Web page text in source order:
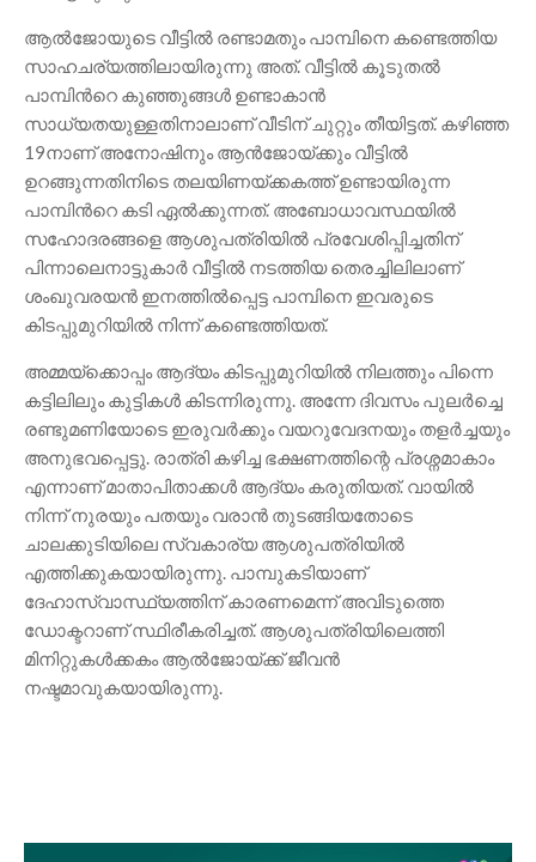
ആൽജോയുടെ വീട്ടിൽ രണ്ടാമതും പാമ്പിനെ കണ്ടെത്തിയ
സാഹചര്യത്തിലായിരുന്നു അത്. വീട്ടിൽ കൂടുതൽ
പാമ്പിന്‍റെ കുഞ്ഞുങ്ങൾ ഉണ്ടാകാൻ
സാധ്യതയുള്ളതിനാലാണ് വീടിന് ചുറ്റും തീയിട്ടത്. കഴിഞ്ഞ
19നാണ് അനോഷിനും ആൻജോയ്ക്കും വീട്ടിൽ
ഉറങ്ങുന്നതിനിടെ തലയിണയ്ക്കകത്ത് ഉണ്ടായിരുന്ന
പാമ്പിന്‍റെ കടി ഏൽക്കുന്നത്. അബോധാവസ്ഥയിൽ
സഹോദരങ്ങളെ ആശുപത്രിയിൽ പ്രവേശിപ്പിച്ചതിന്
പിന്നാലെനാട്ടുകാർ വീട്ടിൽ നടത്തിയ തെരച്ചിലിലാണ്
ശംഖുവരയൻ ഇനത്തിൽപ്പെട്ട പാമ്പിനെ ഇവരുടെ
കിടപ്പുമുറിയിൽ നിന്ന് കണ്ടെത്തിയത്.
അമ്മയ്ക്കൊപ്പം ആദ്യം കിടപ്പുമുറിയിൽ നിലത്തും പിന്നെ
കട്ടിലിലും കുട്ടികൾ കിടന്നിരുന്നു. അന്നേ ദിവസം പുലർച്ചെ
രണ്ടുമണിയോടെ ഇരുവർക്കും വയറുവേദനയും തളർച്ചയും
അനുഭവപ്പെട്ടു. രാത്രി കഴിച്ച ഭക്ഷണത്തിന്റെ പ്രശ്നമാകാം
എന്നാണ് മാതാപിതാക്കൾ ആദ്യം കരുതിയത്. വായിൽ
നിന്ന് നുരയും പതയും വരാൻ തുടങ്ങിയതോടെ
ചാലക്കുടിയിലെ സ്വകാര്യ ആശുപത്രിയിൽ
എത്തിക്കുകയായിരുന്നു. പാമ്പുകടിയാണ്
ദേഹാസ്വാസ്ഥ്യത്തിന് കാരണമെന്ന് അവിടുത്തെ
ഡോക്ടറാണ് സ്ഥിരീകരിച്ചത്. ആശുപത്രിയിലെത്തി
മിനിറ്റുകൾക്കകം ആൽജോയ്ക്ക് ജീവൻ
നഷ്ടമാവുകയായിരുന്നു.